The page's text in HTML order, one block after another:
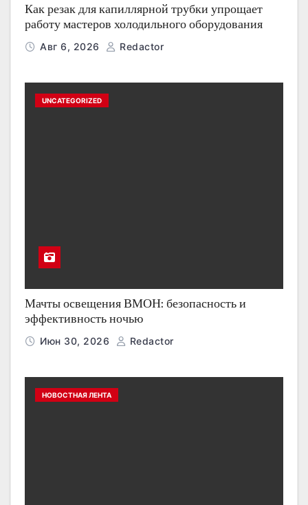
Как резак для капиллярной трубки упрощает
работу мастеров холодильного оборудования
Авг 6, 2026 Redactor
UNCATEGORIZED
Мачты освещения ВМОН: безопасность и
эффективность ночью
Июн 30, 2026 Redactor
НОВОСТНАЯ ЛЕНТА